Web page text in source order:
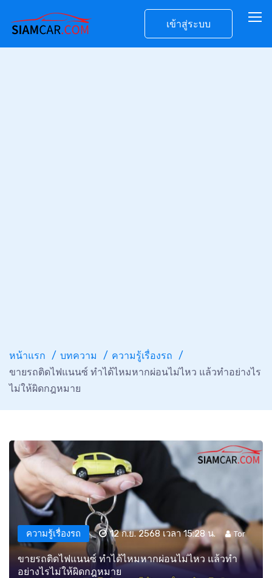
เข้าสู่ระบบ
หน้าแรก บทความ
ความรู้เรื่องรถ
ขายรถติดไฟแนนซ์ ทำได้ไหมหากผ่อนไม่ไหว แล้วทำอย่างไร
ไม่ให้ผิดกฎหมาย
ความรู้เรื่องรถ 12 ก.ย. 2568 เวลา 15:28 น. Tor
ขายรถติดไฟแนนซ์ ทำได้ไหมหากผ่อนไม่ไหว แล้วทำ
อย่างไรไม่ให้ผิดกฎหมาย